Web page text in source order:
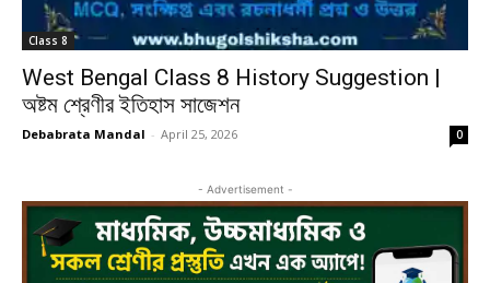
Class 8
West Bengal Class 8 History Suggestion |
অষ্টম শ্রেণীর ইতিহাস সাজেশন
Debabrata Mandal - April 25, 2026 0
- Advertisement -